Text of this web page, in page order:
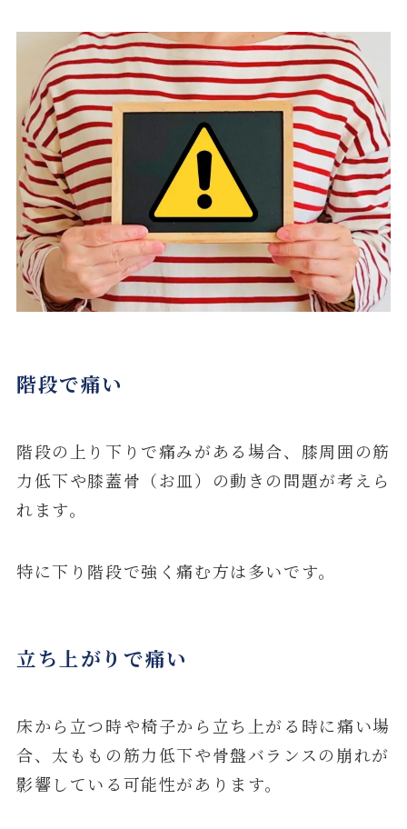
階段で痛い
階段の上り下りで痛みがある場合、膝周囲の筋
力低下や膝蓋骨（お皿）の動きの問題が考えら
れます。
特に下り階段で強く痛む方は多いです。
立ち上がりで痛い
床から立つ時や椅子から立ち上がる時に痛い場
合、太ももの筋力低下や骨盤バランスの崩れが
影響している可能性があります。